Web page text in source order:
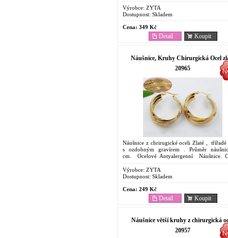
svoje...
Výrobce: ZYTA
Dostupnost: Skladem
Cena: 349 Kč
Koupit
Detail
Náušnice, Kruhy Chirurgická Ocel
20965
Náušnice z chrirugické oceli Zlaté ,
s ozdobným gravírem . Průměr
cm. Ocelové Antyalergenní Náušnice.
Výrobce: ZYTA
Dostupnost: Skladem
Cena: 249 Kč
Koupit
Detail
Náušnice větší kruhy z chirurgická
20957